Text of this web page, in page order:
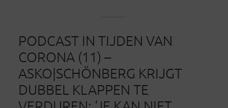
PODCAST IN TIJDEN VAN
CORONA (11) –
ASKO|SCHÖNBERG KRIJGT
DUBBEL KLAPPEN TE